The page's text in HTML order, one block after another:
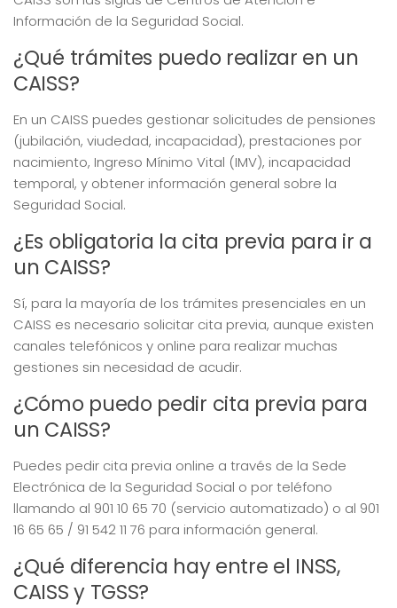
Información de la Seguridad Social.
¿Qué trámites puedo realizar en un
CAISS?
En un CAISS puedes gestionar solicitudes de pensiones
(jubilación, viudedad, incapacidad), prestaciones por
nacimiento, Ingreso Mínimo Vital (IMV), incapacidad
temporal, y obtener información general sobre la
Seguridad Social.
¿Es obligatoria la cita previa para ir a
un CAISS?
Sí, para la mayoría de los trámites presenciales en un
CAISS es necesario solicitar cita previa, aunque existen
canales telefónicos y online para realizar muchas
gestiones sin necesidad de acudir.
¿Cómo puedo pedir cita previa para
un CAISS?
Puedes pedir cita previa online a través de la Sede
Electrónica de la Seguridad Social o por teléfono
llamando al 901 10 65 70 (servicio automatizado) o al 901
16 65 65 / 91 542 11 76 para información general.
¿Qué diferencia hay entre el INSS,
CAISS y TGSS?